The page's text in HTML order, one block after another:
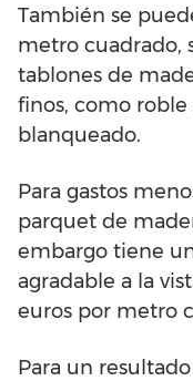
También se
metro cuadrado,
tablones de
finos, como roble
blanqueado.
Para gastos
parquet de
embargo tiene
agradable a la
euros por metro
Para un